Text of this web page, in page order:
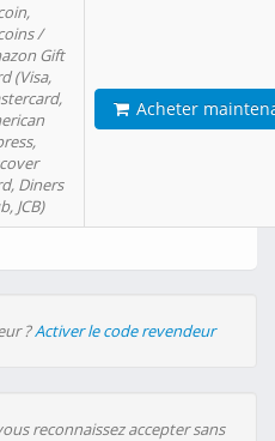
/
Gift
(Visa,
Diners
JCB)
Acheter
?Activer le code revendeur
reconnaissez accepter sans